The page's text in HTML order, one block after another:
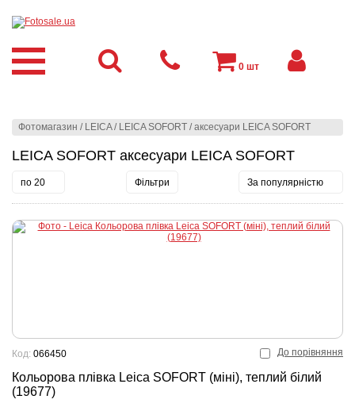
Фотомагазин / LEICA / LEICA SOFORT /аксесуари LEICA SOFORT
LEICA SOFORT аксесуари LEICA SOFORT
по 20 Фільтри За популярністю
До порівняння
Кольорова плівка Leica SOFORT (міні), теплий білий
(19677)
Код: 066450
0 шт